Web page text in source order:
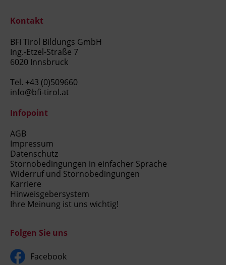
Kontakt
BFI Tirol Bildungs GmbH
Ing.-Etzel-Straße 7
6020 Innsbruck
Tel. +43 (0)509660
info@bfi-tirol.at
Infopoint
AGB
Impressum
Datenschutz
Stornobedingungen in einfacher Sprache
Widerruf und Stornobedingungen
Karriere
Hinweisgebersystem
Ihre Meinung ist uns wichtig!
Folgen Sie uns
Facebook